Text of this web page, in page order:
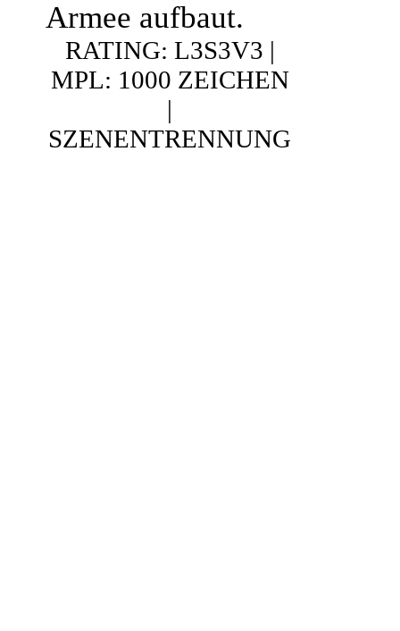
Armee aufbaut.
RATING: L3S3V3 |
MPL: 1000 ZEICHEN
|
SZENENTRENNUNG